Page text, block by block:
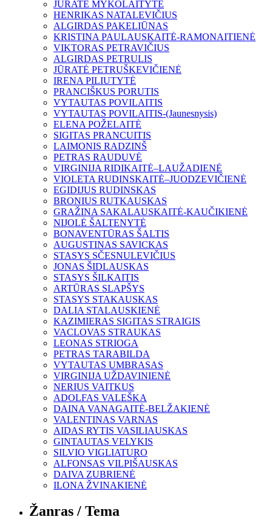
JŪRATĖ MYKOLAITYTĖ
HENRIKAS NATALEVIČIUS
ALGIRDAS PAKELIŪNAS
KRISTINA PAULAUSKAITĖ-RAMONAITIENĖ
VIKTORAS PETRAVIČIUS
ALGIRDAS PETRULIS
JŪRATĖ PETRUŠKEVIČIENĖ
IRENA PILIUTYTĖ
PRANCIŠKUS PORUTIS
VYTAUTAS POVILAITIS
VYTAUTAS POVILAITIS-(Jaunesnysis)
ELENA POŽELAITĖ
SIGITAS PRANCUITIS
LAIMONIS RADZINŠ
PETRAS RAUDUVĖ
VIRGINIJA RIDIKAITĖ–LAUŽADIENĖ
VIOLETA RUDINSKAITĖ–JUODZEVIČIENĖ
EGIDIJUS RUDINSKAS
BRONIUS RUTKAUSKAS
GRAŽINA SAKALAUSKAITĖ-KAUČIKIENĖ
NIJOLĖ ŠALTENYTĖ
BONAVENTŪRAS ŠALTIS
AUGUSTINAS SAVICKAS
STASYS SČESNULEVIČIUS
JONAS ŠIDLAUSKAS
STASYS ŠILKAITIS
ARTŪRAS SLAPŠYS
STASYS STAKAUSKAS
DALIA STALAUSKIENĖ
KAZIMIERAS SIGITAS STRAIGIS
VACLOVAS STRAUKAS
LEONAS STRIOGA
PETRAS TARABILDA
VYTAUTAS UMBRASAS
VIRGINIJA UŽDAVINIENĖ
NERIUS VAITKUS
ADOLFAS VALEŠKA
DAINA VANAGAITĖ-BELŽAKIENĖ
VALENTINAS VARNAS
AIDAS RYTIS VASILIAUSKAS
GINTAUTAS VELYKIS
SILVIO VIGLIATURO
ALFONSAS VILPIŠAUSKAS
DAIVA ZUBRIENĖ
ILONA ŽVINAKIENĖ
Žanras / Tema